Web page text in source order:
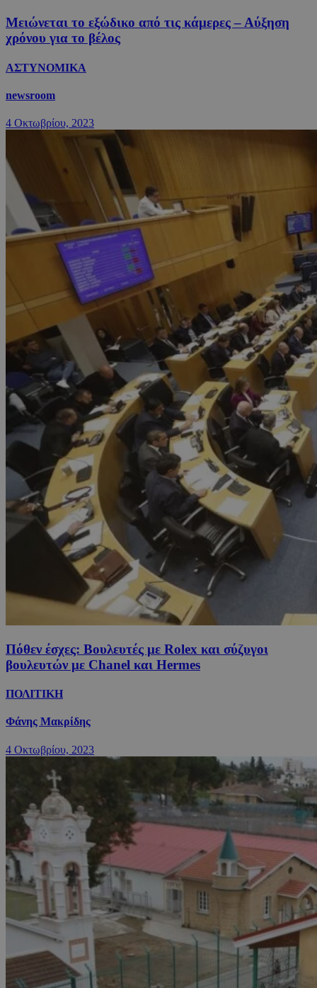
Μειώνεται το εξώδικο από τις κάμερες – Αύξηση
χρόνου για το βέλος
ΑΣΤΥΝΟΜΙΚΑ
newsroom
4 Οκτωβρίου, 2023
Πόθεν έσχες: Βουλευτές με Rolex και σύζυγοι
βουλευτών με Chanel και Hermes
ΠΟΛΙΤΙΚΗ
Φάνης Μακρίδης
4 Οκτωβρίου, 2023